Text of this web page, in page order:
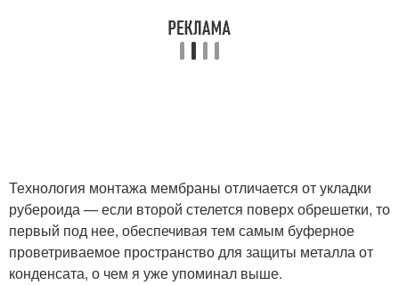
Технология монтажа мембраны отличается от укладки
рубероида — если второй стелется поверх обрешетки, то
первый под нее, обеспечивая тем самым буферное
проветриваемое пространство для защиты металла от
конденсата, о чем я уже упоминал выше.